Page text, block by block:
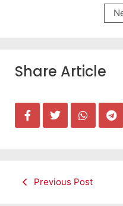
Share Article
Previous Post